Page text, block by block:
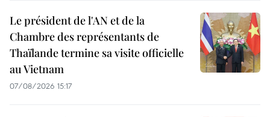
Le président de l'AN et de la
Chambre des représentants de
Thaïlande termine sa visite officielle
au Vietnam
07/08/2026 15:17